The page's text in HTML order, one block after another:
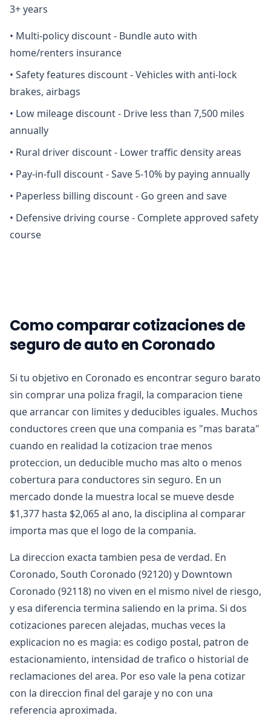
3+ years
• Multi-policy discount - Bundle auto with
home/renters insurance
• Safety features discount - Vehicles with anti-lock
brakes, airbags
• Low mileage discount - Drive less than 7,500 miles
annually
• Rural driver discount - Lower traffic density areas
• Pay-in-full discount - Save 5-10% by paying annually
• Paperless billing discount - Go green and save
• Defensive driving course - Complete approved safety
course
Como comparar cotizaciones de
seguro de auto en Coronado
Si tu objetivo en Coronado es encontrar seguro barato
sin comprar una poliza fragil, la comparacion tiene
que arrancar con limites y deducibles iguales. Muchos
conductores creen que una compania es "mas barata"
cuando en realidad la cotizacion trae menos
proteccion, un deducible mucho mas alto o menos
cobertura para conductores sin seguro. En un
mercado donde la muestra local se mueve desde
$1,377 hasta $2,065 al ano, la disciplina al comparar
importa mas que el logo de la compania.
La direccion exacta tambien pesa de verdad. En
Coronado, South Coronado (92120) y Downtown
Coronado (92118) no viven en el mismo nivel de riesgo,
y esa diferencia termina saliendo en la prima. Si dos
cotizaciones parecen alejadas, muchas veces la
explicacion no es magia: es codigo postal, patron de
estacionamiento, intensidad de trafico o historial de
reclamaciones del area. Por eso vale la pena cotizar
con la direccion final del garaje y no con una
referencia aproximada.